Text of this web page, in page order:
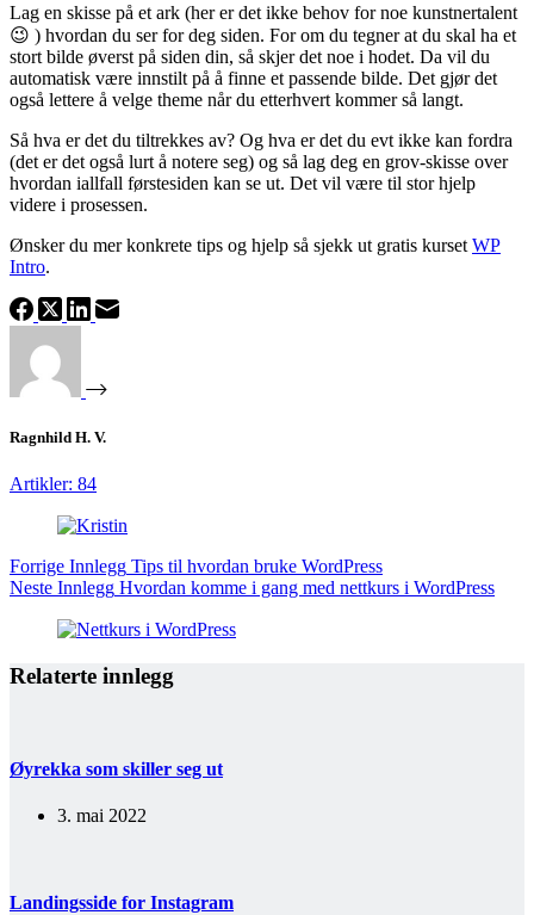
Lag en skisse på et ark (her er det ikke behov for noe kunstnertalent
😉 ) hvordan du ser for deg siden. For om du tegner at du skal ha et
stort bilde øverst på siden din, så skjer det noe i hodet. Da vil du
automatisk være innstilt på å finne et passende bilde. Det gjør det
også lettere å velge theme når du etterhvert kommer så langt.
Så hva er det du tiltrekkes av? Og hva er det du evt ikke kan fordra
(det er det også lurt å notere seg) og så lag deg en grov-skisse over
hvordan iallfall førstesiden kan se ut. Det vil være til stor hjelp
videre i prosessen.
Ønsker du mer konkrete tips og hjelp så sjekk ut gratis kurset WP
Intro.
Ragnhild H. V.
Artikler: 84
Forrige Innlegg Tips til hvordan bruke WordPress
Neste Innlegg Hvordan komme i gang med nettkurs i WordPress
Relaterte innlegg
Øyrekka som skiller seg ut
3. mai 2022
Landingsside for Instagram